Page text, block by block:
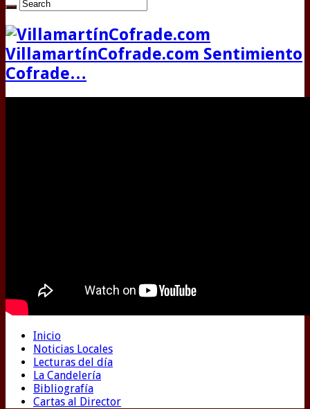
VillamartínCofrade.com Sentimiento
Cofrade…
Inicio
Noticias Locales
Lecturas del día
La Candelería
Bibliografía
Cartas al Director